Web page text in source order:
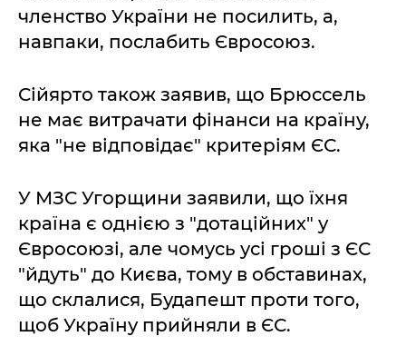
членство України не посилить, а,
навпаки, послабить Євросоюз.
Сійярто також заявив, що Брюссель
не має витрачати фінанси на країну,
яка "не відповідає" критеріям ЄС.
У МЗС Угорщини заявили, що їхня
країна є однією з "дотаційних" у
Євросоюзі, але чомусь усі гроші з ЄС
"йдуть" до Києва, тому в обставинах,
що склалися, Будапешт проти того,
щоб Україну прийняли в ЄС.